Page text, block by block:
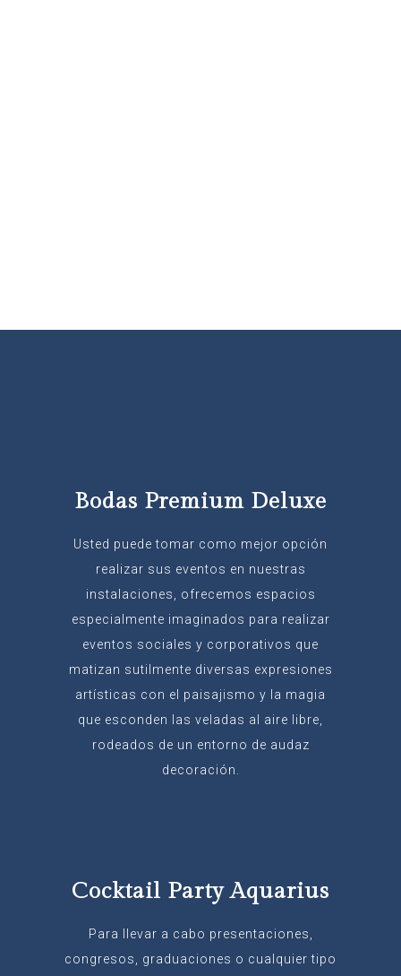
Bodas Premium Deluxe
Usted puede tomar como mejor opción
realizar sus eventos en nuestras
instalaciones, ofrecemos espacios
especialmente imaginados para realizar
eventos sociales y corporativos que
matizan sutilmente diversas expresiones
artísticas con el paisajismo y la magia
que esconden las veladas al aire libre,
rodeados de un entorno de audaz
decoración.
Cocktail Party Aquarius
Para llevar a cabo presentaciones,
congresos, graduaciones o cualquier tipo